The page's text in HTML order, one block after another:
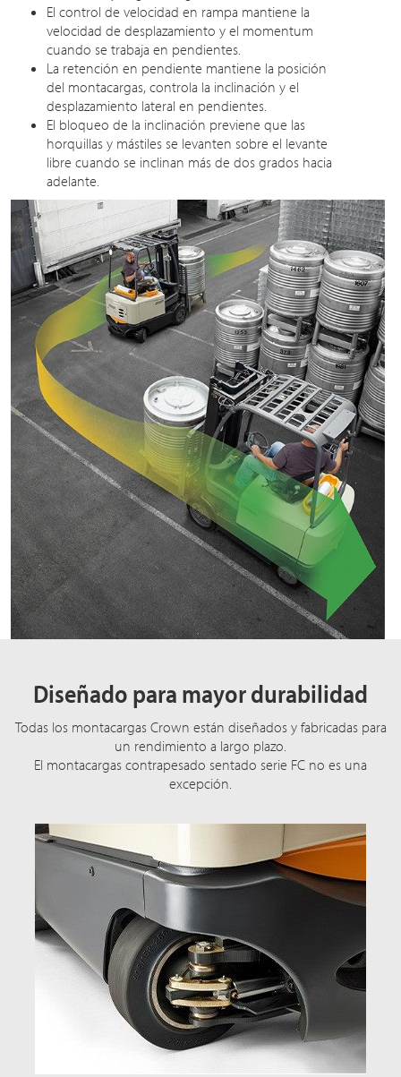
El control de velocidad en rampa mantiene la
velocidad de desplazamiento y el momentum
cuando se trabaja en pendientes.
La retención en pendiente mantiene la posición
del montacargas, controla la inclinación y el
desplazamiento lateral en pendientes.
El bloqueo de la inclinación previene que las
horquillas y mástiles se levanten sobre el levante
libre cuando se inclinan más de dos grados hacia
adelante.
Diseñado para mayor durabilidad
Todas los montacargas Crown están diseñados y fabricadas para
un rendimiento a largo plazo.
El montacargas contrapesado sentado serie FC no es una
excepción.